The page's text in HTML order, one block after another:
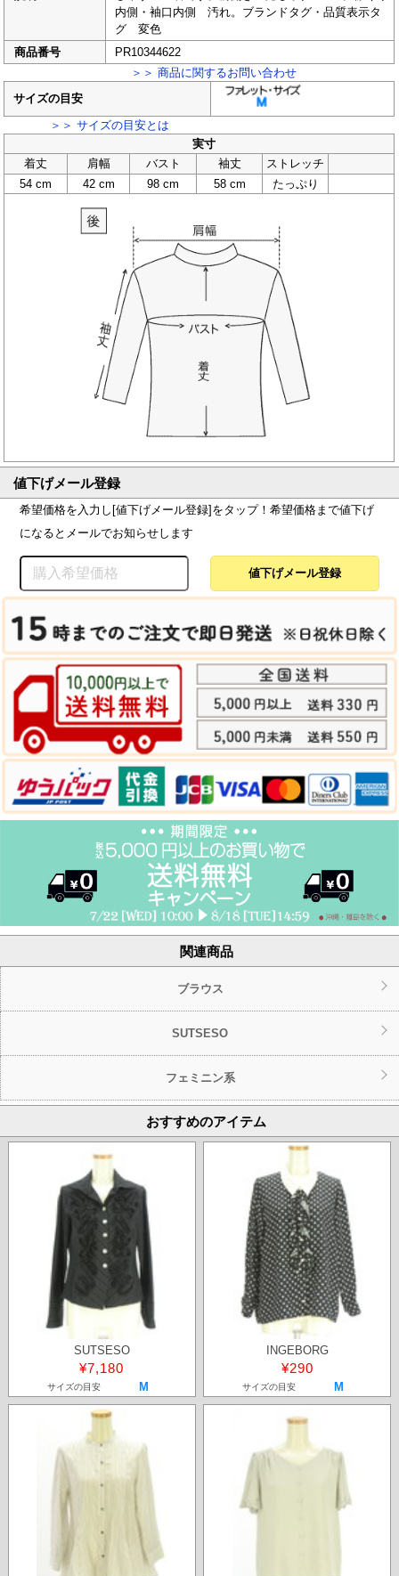
内側・袖口内側 汚れ。ブランドタグ・品質表示タ
グ 変色
商品番号
PR10344622
＞＞ 商品に関するお問い合わせ
サイズの目安
＞＞ サイズの目安とは
実寸
着丈
肩幅 バスト 袖丈
ストレッチ
54 cm
42 cm 98 cm 58 cm たっぷり
値下げメール登録
希望価格を入力し[値下げメール登録]をタップ！希望価格まで値下げ
になるとメールでお知らせします
関連商品
ブラウス
SUTSESO
フェミニン系
おすすめのアイテム
SUTSESO
¥7,180
サイズの目安 M
INGEBORG
¥290
サイズの目安 M